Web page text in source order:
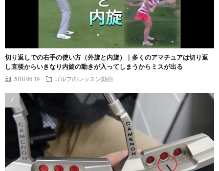
切り返しでの右手の使い方（外旋と内旋）｜多くのアマチュアは切り返
し直後からいきなり内旋の動きが入ってしまうからミスが出る
2018.06.19 ゴルフのレッスン動画